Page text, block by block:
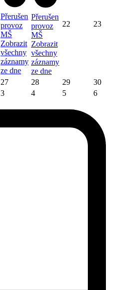
Přerušen
provoz
MŠ
Zobrazit
všechny
záznamy
ze dne
Přerušen
provoz
MŠ
Zobrazit
všechny
záznamy
ze dne
22 23
27 28 29
30
3 4 5 6